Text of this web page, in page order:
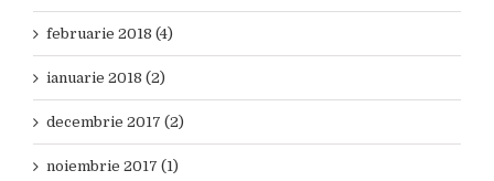
februarie 2018 (4)
ianuarie 2018 (2)
decembrie 2017 (2)
noiembrie 2017 (1)